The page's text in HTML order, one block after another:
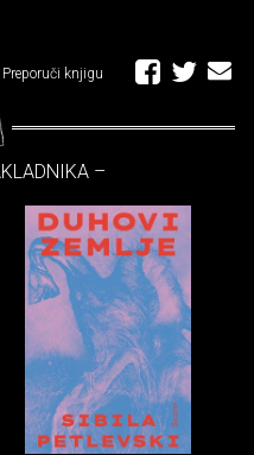
Preporuči knjigu
–